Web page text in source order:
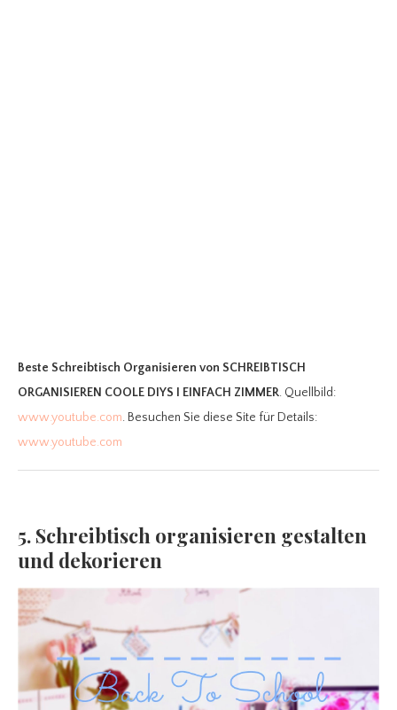
Beste Schreibtisch Organisieren von SCHREIBTISCH
ORGANISIEREN COOLE DIYS I EINFACH ZIMMER. Quellbild:
www.youtube.com. Besuchen Sie diese Site für Details:
www.youtube.com
5. Schreibtisch organisieren gestalten
und dekorieren